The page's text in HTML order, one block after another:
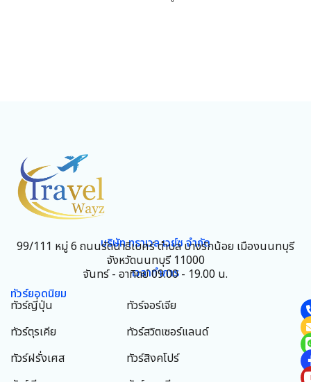
บริษัท ทราเวล เวย์ซ จำกัด
99/111 หมู่ 6 ถนนรัตนาธิเบศร์ ตำบล บางรักน้อย เมืองนนทบุรี
จังหวัดนนทบุรี 11000
เวลาทำการ
จันทร์ - อาทิตย์ 09.00 - 19.00 น.
ทัวร์ยอดนิยม
ทัวร์ญี่ปุ่น
ทัวร์ตุรเคีย
ทัวร์ฝรั่งเศส
ทัวร์จอร์เจีย
ทัวร์สวิตเซอร์แลนด์
ทัวร์สิงคโปร์